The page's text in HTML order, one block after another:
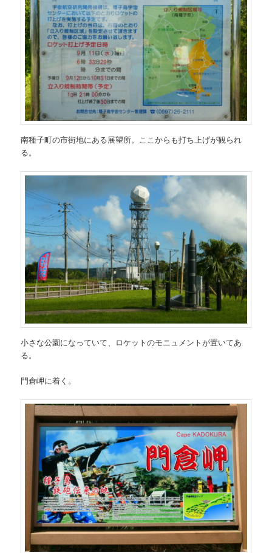
南種子町の市街地にある展望所。ここからも打ち上げが観られ
る。
小さな公園になっていて、ロケットのモニュメントが置いてあ
る。
門倉岬に着く。